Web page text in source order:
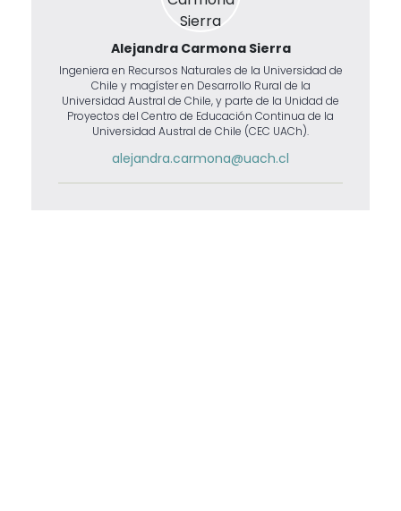
Alejandra Carmona Sierra
Ingeniera en Recursos Naturales de la Universidad de
Chile y magíster en Desarrollo Rural de la
Universidad Austral de Chile, y parte de la Unidad de
Proyectos del Centro de Educación Continua de la
Universidad Austral de Chile (CEC UACh).
alejandra.carmona@uach.cl